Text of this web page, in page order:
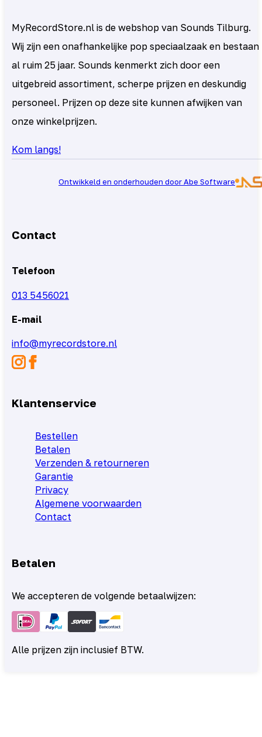
MyRecordStore.nl is de webshop van Sounds Tilburg.
Wij zijn een onafhankelijke pop speciaalzaak en bestaan
al ruim 25 jaar. Sounds kenmerkt zich door een
uitgebreid assortiment, scherpe prijzen en deskundig
personeel. Prijzen op deze site kunnen afwijken van
onze winkelprijzen.
Kom langs!
Ontwikkeld en onderhouden door Abe Software
Contact
Telefoon
013 5456021
E-mail
info@myrecordstore.nl
Klantenservice
Bestellen
Betalen
Verzenden & retourneren
Garantie
Privacy
Algemene voorwaarden
Contact
Betalen
We accepteren de volgende betaalwijzen:
Alle prijzen zijn inclusief BTW.